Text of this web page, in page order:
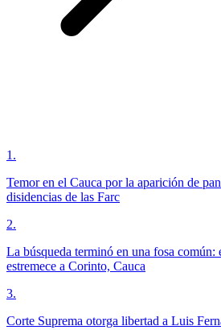
1 .
Temor en el Cauca por la aparición de
disidencias de las Farc
2.
La búsqueda terminó en una fosa común:
estremece a Corinto, Cauca
3.
Corte Suprema otorga libertad a Luis